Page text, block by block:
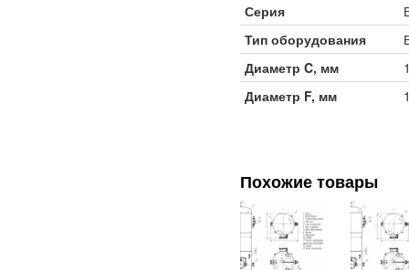
Серия
Тип оборудования
Диаметр C, мм
Диаметр F, мм
Похожие товары